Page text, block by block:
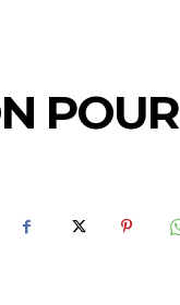
POUR